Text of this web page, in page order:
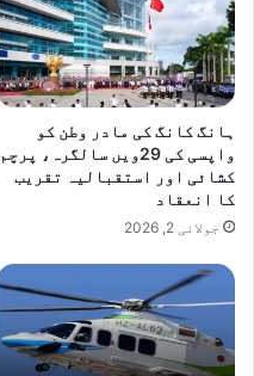
ہانگ کانگ کی مادر وطن کو
واپسی کی 29ویں سالگرہ، پرچم
کشائی اور استقبالیہ تقریب
کا انعقاد
جولائی 2, 2026